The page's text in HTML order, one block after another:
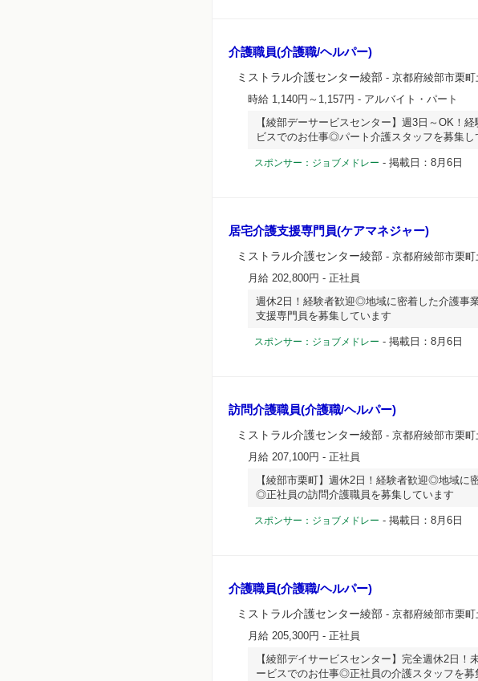
介護職員(介護職/ヘルパー)
ミストラル介護センター綾部 - 京都府綾部市栗
時給 1,140円～1,157円 - アルバイト・パート
【綾部デーサービスセンター】週3日～OK！
ビスでのお仕事◎パート介護スタッフを募集し
スポンサー：ジョブメドレー - 掲載日：8月6日
居宅介護支援専門員(ケアマネジャー)
ミストラル介護センター綾部 - 京都府綾部市栗
月給 202,800円 - 正社員
週休2日！経験者歓迎◎地域に密着した介護事
支援専門員を募集しています
スポンサー：ジョブメドレー - 掲載日：8月6日
訪問介護職員(介護職/ヘルパー)
ミストラル介護センター綾部 - 京都府綾部市栗
月給 207,100円 - 正社員
【綾部市栗町】週休2日！経験者歓迎◎地域に
◎正社員の訪問介護職員を募集しています
スポンサー：ジョブメドレー - 掲載日：8月6日
介護職員(介護職/ヘルパー)
ミストラル介護センター綾部 - 京都府綾部市栗
月給 205,300円 - 正社員
【綾部デイサービスセンター】完全週休2日
ービスでのお仕事◎正社員の介護スタッフを募